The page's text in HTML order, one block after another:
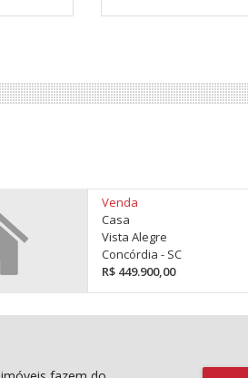
Venda
Casa
Vista Alegre
Concórdia - SC
R$ 449.900,00